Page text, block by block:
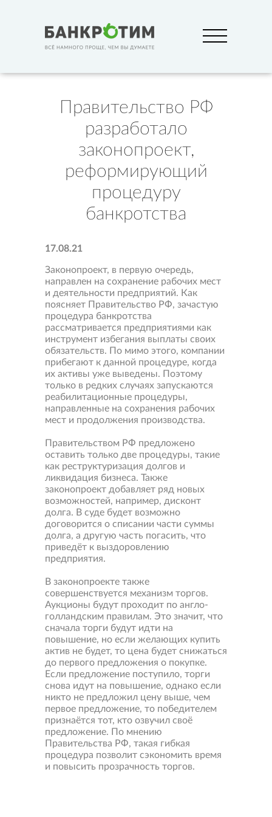
Правительство РФ
разработало
законопроект,
реформирующий
процедуру
банкротства
17.08.21
Законопроект, в первую очередь,
направлен на сохранение рабочих мест
и деятельности предприятий. Как
поясняет Правительство РФ, зачастую
процедура банкротства
рассматривается предприятиями как
инструмент избегания выплаты своих
обязательств. По мимо этого, компании
прибегают к данной процедуре, когда
их активы уже выведены. Поэтому
только в редких случаях запускаются
реабилитационные процедуры,
направленные на сохранения рабочих
мест и продолжения производства.
Правительством РФ предложено
оставить только две процедуры, такие
как реструктуризация долгов и
ликвидация бизнеса. Также
законопроект добавляет ряд новых
возможностей, например, дисконт
долга. В суде будет возможно
договорится о списании части суммы
долга, а другую часть погасить, что
приведёт к выздоровлению
предприятия.
В законопроекте также
совершенствуется механизм торгов.
Аукционы будут проходит по англо-
голландским правилам. Это значит, что
сначала торги будут идти на
повышение, но если желающих купить
актив не будет, то цена будет снижаться
до первого предложения о покупке.
Если предложение поступило, торги
снова идут на повышение, однако если
никто не предложил цену выше, чем
первое предложение, то победителем
признаётся тот, кто озвучил своё
предложение. По мнению
Правительства РФ, такая гибкая
процедура позволит сэкономить время
и повысить прозрачность торгов.